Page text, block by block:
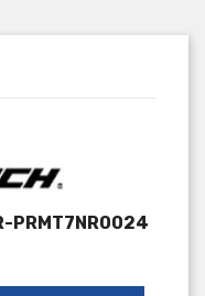
PRMT7NR0024